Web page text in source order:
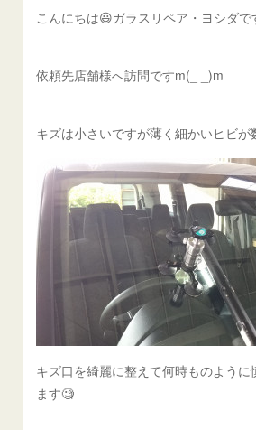
こんにちは😃ガラスリペア・ヨシダで
依頼先店舗様へ訪問ですm(_ _)m
キズは小さいですが薄く細かいヒビが
キズ口を綺麗に整えて何時ものように
ます🧐